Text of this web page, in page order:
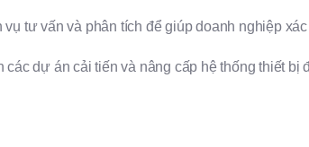
vụ tư vấn và phân tích để giúp doanh nghiệp
các dự án cải tiến và nâng cấp hệ thống thiết